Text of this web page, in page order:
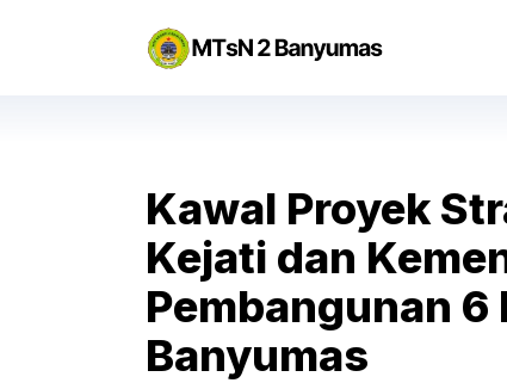
Kawal Proyek
Kejati dan
Pembangunan 6
Banyumas